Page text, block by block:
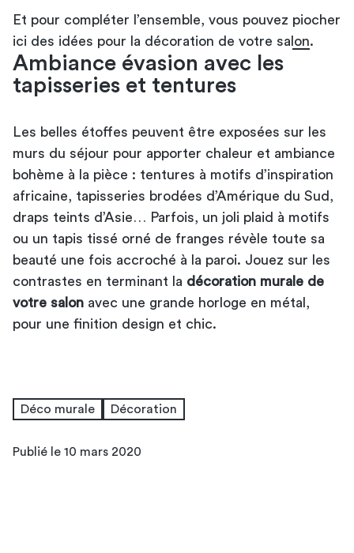
Et pour compléter l’ensemble, vous pouvez piocher
ici des idées pour la décoration de votre salon.
Ambiance évasion avec les
tapisseries et tentures
Les belles étoffes peuvent être exposées sur les
murs du séjour pour apporter chaleur et ambiance
bohème à la pièce : tentures à motifs d’inspiration
africaine, tapisseries brodées d’Amérique du Sud,
draps teints d’Asie… Parfois, un joli plaid à motifs
ou un tapis tissé orné de franges révèle toute sa
beauté une fois accroché à la paroi. Jouez sur les
contrastes en terminant la décoration murale de
votre salon avec une grande horloge en métal,
pour une finition design et chic.
Déco murale Décoration
Publié le 10 mars 2020